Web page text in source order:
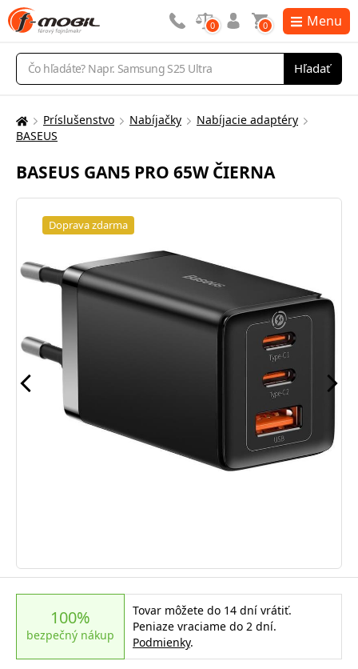
Vyhľadávanie
Hľadať
0 0 Menu
Tu
nachádzate:
Príslušenstvo Nabíjačky
Nabíjacie adaptéry
BASEUS
BASEUS GAN5 PRO 65W ČIERNA
Doprava zdarma
100%
bezpečný nákup
Tovar môžete do 14 dní vrátiť.
Peniaze vraciame do 2 dní.
Podmienky.